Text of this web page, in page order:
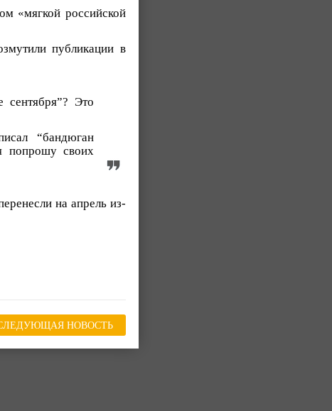
«мягкой российской
публикации в
сентября”? Это
“бандюган
попрошу своих
на апрель из-
НОВОСТЬ